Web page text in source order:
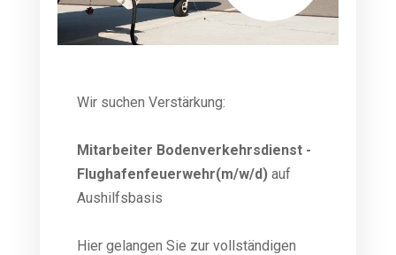
Wir suchen Verstärkung:
Mitarbeiter Bodenverkehrsdienst -
Flughafenfeuerwehr(m/w/d) auf
Aushilfsbasis
Hier gelangen Sie zur vollständigen